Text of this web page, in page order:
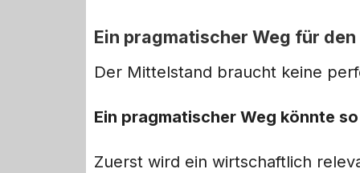
Ein pragmatischer Weg für
Der Mittelstand braucht keine
Ein pragmatischer Weg könnte
Zuerst wird ein wirtschaftlich